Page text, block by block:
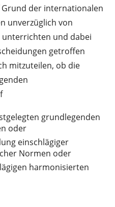
der internationalen
unverzüglich von
unterrichten und dabei
getroffen
mitzuteilen, ob die
grundlegenden
oder
einschlägiger
Normen oder
harmonisierten